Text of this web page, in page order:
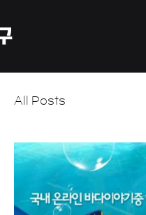
All Posts